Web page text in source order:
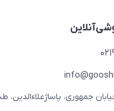
جمهوری، پاساژعلاءالدین،